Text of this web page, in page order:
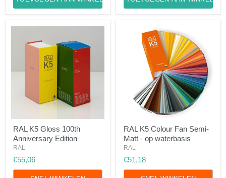
K5
Gloss
100th
Anniversary
Edition
RAL K5 Gloss 100th
Anniversary Edition
RAL
€55,06
K5
Colour
Fan
Semi-
Matt
RAL K5 Colour Fan Semi-
Matt - op waterbasis
RAL
€51,18